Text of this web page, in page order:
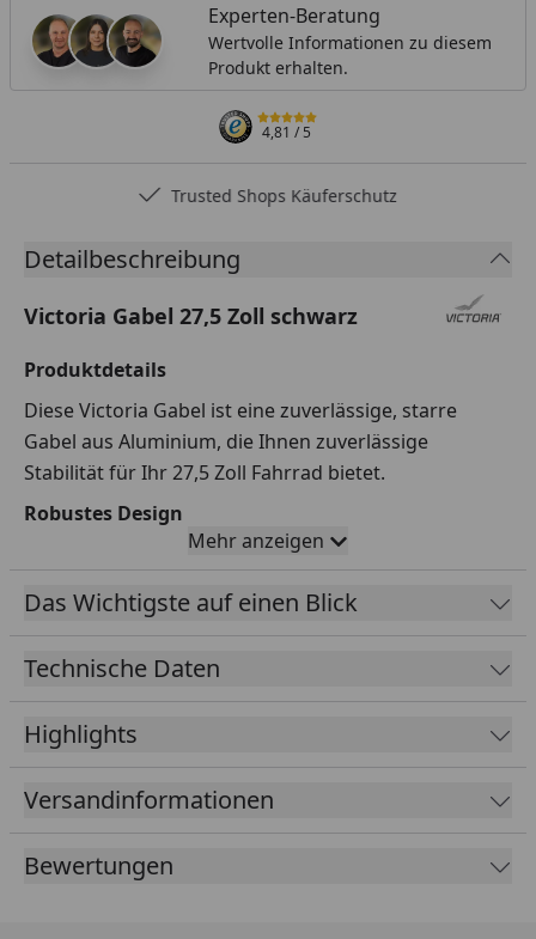
Experten-Beratung
Wertvolle Informationen zu diesem
Produkt erhalten.
4,81/ 5
Trusted Shops Käuferschutz
Detailbeschreibung
Victoria Gabel 27,5 Zoll schwarz
Produktdetails
Diese Victoria Gabel ist eine zuverlässige, starre
Gabel aus Aluminium, die Ihnen zuverlässige
Stabilität für Ihr 27,5 Zoll Fahrrad bietet.
Robustes Design
Gefertigt aus hochwertigem Aluminium, überzeugt
und ihre strapazierfähige Bauweise.
Mehr anzeigen
Das Wichtigste auf einen Blick
Technische Daten
Highlights
Versandinformationen
Bewertungen